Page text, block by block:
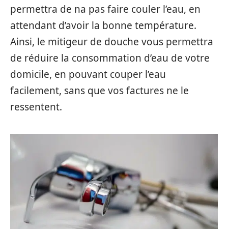
permettra de na pas faire couler l’eau, en
attendant d’avoir la bonne température.
Ainsi, le mitigeur de douche vous permettra
de réduire la consommation d’eau de votre
domicile, en pouvant couper l’eau
facilement, sans que vos factures ne le
ressentent.